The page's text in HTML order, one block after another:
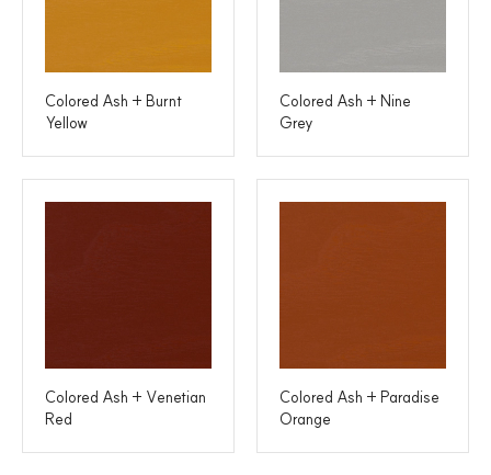
Colored Ash + Burnt
Yellow
Colored Ash + Nine
Grey
Colored Ash + Venetian
Red
Colored Ash + Paradise
Orange